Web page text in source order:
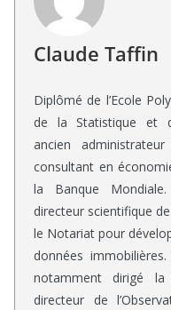
Claude Taffin
Diplômé de l’Ecole
de la Statistique et
ancien
consultant en
la Banque
directeur scientifique
le Notariat pour
données
notamment dirigé
directeur de